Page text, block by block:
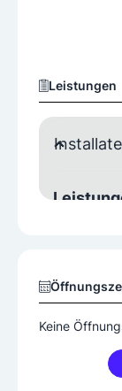
Leistungen
Keine
+43 2168